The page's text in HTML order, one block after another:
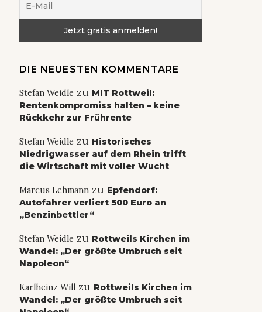
DIE NEUESTEN KOMMENTARE
Stefan Weidle zu MIT Rottweil:
Rentenkompromiss halten – keine
Rückkehr zur Frührente
Stefan Weidle zu Historisches
Niedrigwasser auf dem Rhein trifft
die Wirtschaft mit voller Wucht
Marcus Lehmannzu Epfendorf:
Autofahrer verliert 500 Euro an
„Benzinbettler“
Stefan Weidle zu Rottweils Kirchen im
Wandel: „Der größte Umbruch seit
Napoleon“
Karlheinz Willzu Rottweils Kirchen im
Wandel: „Der größte Umbruch seit